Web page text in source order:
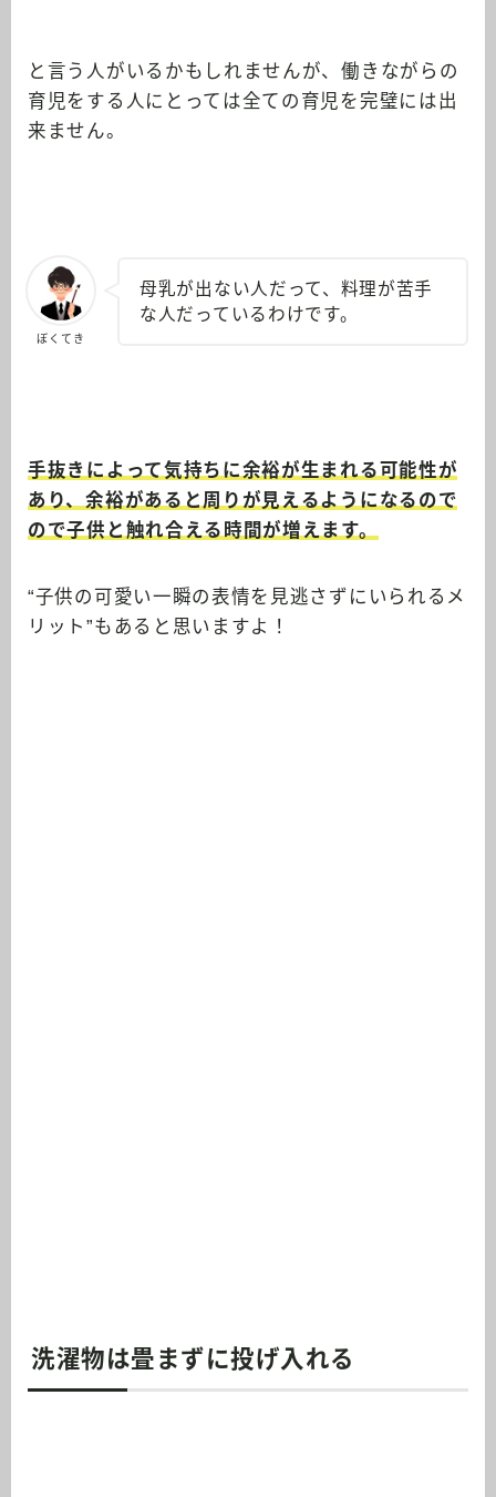
と言う人がいるかもしれませんが、働きながらの
育児をする人にとっては全ての育児を完璧には出
来ません。
ぼくてき
母乳が出ない人だって、料理が苦手
な人だっているわけです。
手抜きによって気持ちに余裕が生まれる可能性が
あり、余裕があると周りが見えるようになるので
ので子供と触れ合える時間が増えます。
“子供の可愛い一瞬の表情を見逃さずにいられるメ
リット”もあると思いますよ！
洗濯物は畳まずに投げ入れる